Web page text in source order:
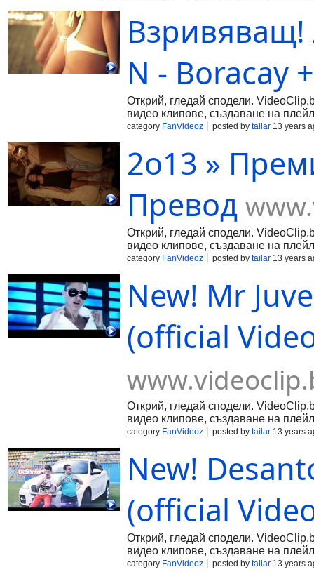
Взривяващ!
N - Boracay
Открий, гледай сподели.
видео клипове, създаване на
category FanVideoz posted by tailar 13 years
2о13 »
Превод
Открий, гледай сподели.
видео клипове, създаване на
category FanVideoz posted by tailar 13 years
New! Mr
(official
Открий, гледай сподели.
видео клипове, създаване на
category FanVideoz posted by tailar 13 years
New!
(official
Открий, гледай сподели.
видео клипове, създаване на
category FanVideoz posted by tailar 13 years